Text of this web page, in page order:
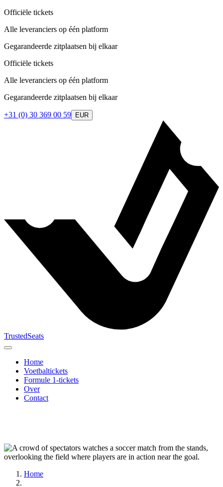
Officiële tickets
Alle leveranciers op één platform
Gegarandeerde zitplaatsen bij elkaar
Officiële tickets
Alle leveranciers op één platform
Gegarandeerde zitplaatsen bij elkaar
+31 (0) 30 369 00 59 EUR
TrustedSeats
Home
Voetbaltickets
Formule 1-tickets
Over
Contact
Home